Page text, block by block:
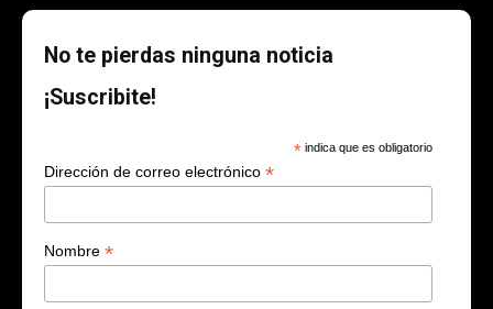
No te pierdas ninguna noticia
¡Suscribite!
* indica que es obligatorio
Dirección de correo electrónico *
Nombre *